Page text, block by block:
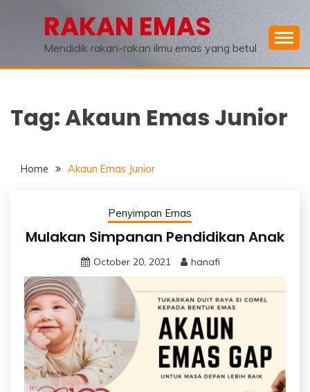
RAKAN EMAS
Mendidik rakan-rakan ilmu emas yang betul
Tag:Akaun Emas Junior
Home Akaun Emas Junior
Penyimpan Emas
Mulakan Simpanan Pendidikan Anak
October 20, 2021 hanafi